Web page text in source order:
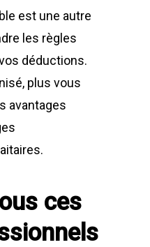
est une autre
les règles
déductions.
plus vous
avantages
ces